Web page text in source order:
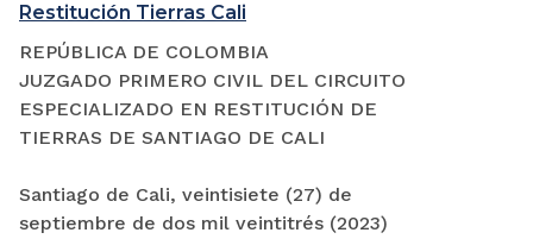
Restitución Tierras Cali
REPÚBLICA DE COLOMBIA
JUZGADO PRIMERO CIVIL DEL CIRCUITO
ESPECIALIZADO EN RESTITUCIÓN DE
TIERRAS DE SANTIAGO DE CALI
Santiago de Cali, veintisiete (27) de
septiembre de dos mil veintitrés (2023)